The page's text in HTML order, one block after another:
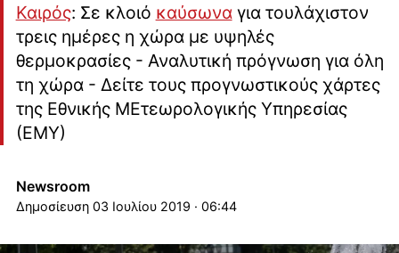
Καιρός: Σε κλοιό καύσωναγια τουλάχιστον
τρεις ημέρες η χώρα με υψηλές
θερμοκρασίες - Αναλυτική πρόγνωση για όλη
τη χώρα - Δείτε τους προγνωστικούς χάρτες
της Εθνικής ΜΕτεωρολογικής Υπηρεσίας
(ΕΜΥ)
Newsroom
03 Ιουλίου 2019 · 06:44